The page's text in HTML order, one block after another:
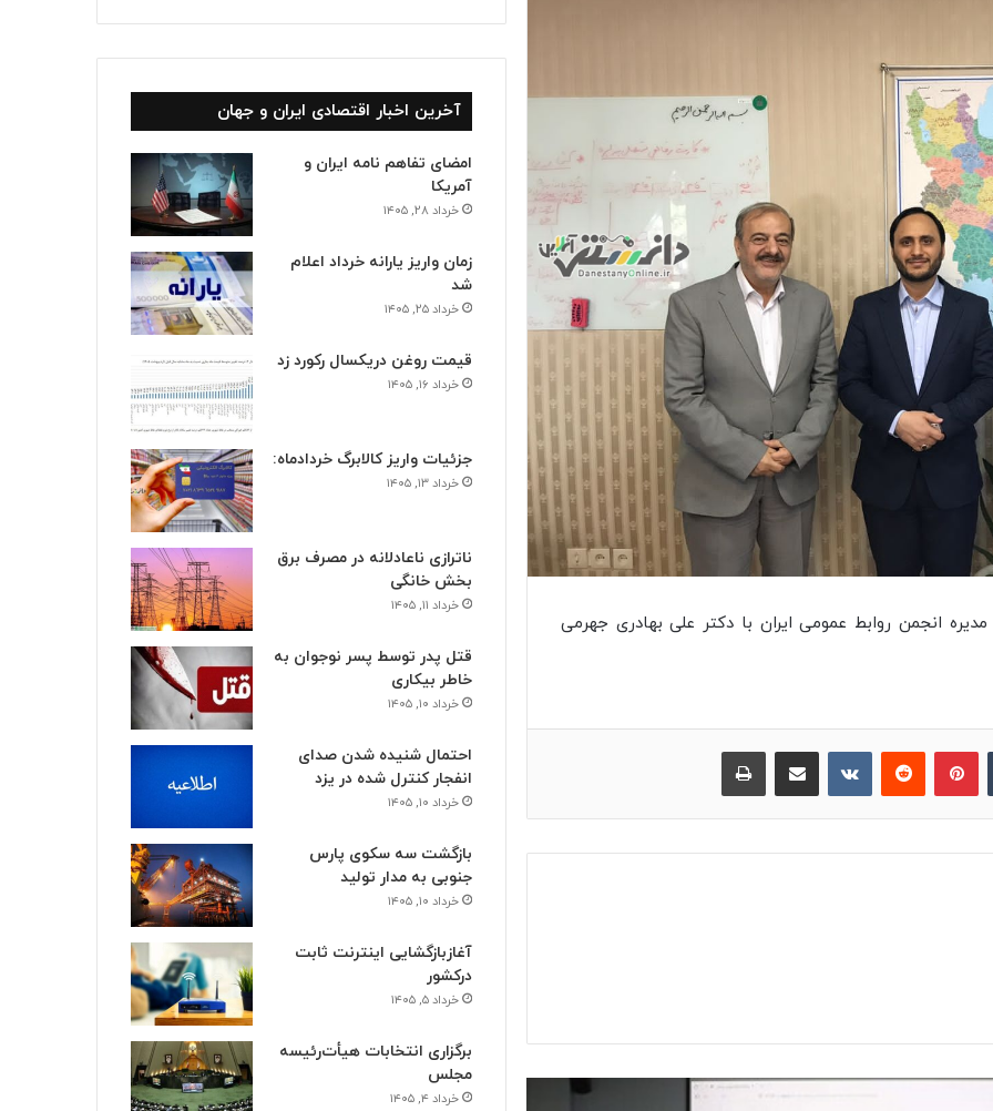
انجمن روابط عمومی ایران با دکتر علی بهادری جهرمی
پینترست ‫رددیت
آخرین اخبار اقتصادی ایران و جهان
امضای تفاهم نامه ایران و
آمریکا
خرداد ۲۸, ۱۴۰۵
زمان واریز یارانه خرداد اعلام
شد
خرداد ۲۵, ۱۴۰۵
قیمت روغن دریکسال رکورد زد
خرداد ۱۶, ۱۴۰۵
جزئیات واریز کالابرگ خردادماه:
خرداد ۱۳, ۱۴۰۵
ناترازی ناعادلانه در مصرف برق
بخش خانگی
خرداد ۱۱, ۱۴۰۵
قتل پدر توسط پسر نوجوان به
خاطر بیکاری
خرداد ۱۰, ۱۴۰۵
احتمال شنیده شدن صدای
انفجار کنترل شده در یزد
خرداد ۱۰, ۱۴۰۵
بازگشت سه سکوی پارس
جنوبی به مدار تولید
خرداد ۱۰, ۱۴۰۵
آغازبازگشایی اینترنت ثابت
درکشور
خرداد ۵, ۱۴۰۵
برگزاری انتخابات هیأت‌رئیسه
مجلس
خرداد ۴, ۱۴۰۵